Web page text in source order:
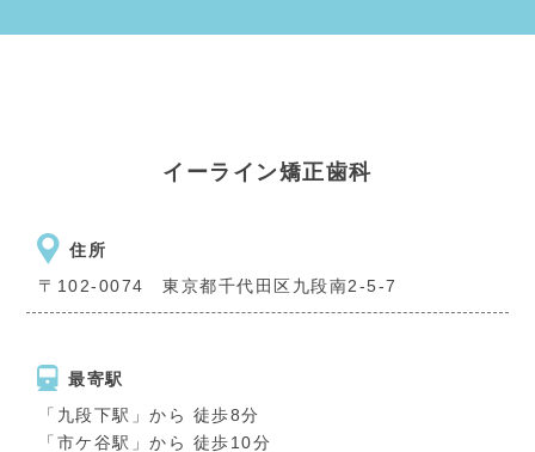
イーライン矯正歯科
住所
〒102-0074 東京都千代田区九段南2-5-7
最寄駅
「九段下駅」から 徒歩8分
「市ケ谷駅」から 徒歩10分